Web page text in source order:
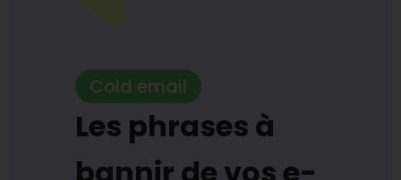
Cold email
Les phrases à